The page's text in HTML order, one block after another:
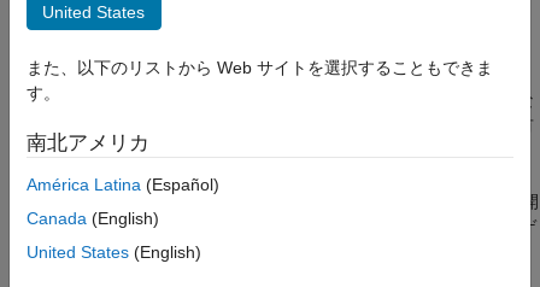
制御システム調整器による調整
最大ループ ゲイン目標
目的
説明
開ループ応答選択
目的のループ ゲイン
説明
最大ループ ゲイン目標は特定の周波数帯域に最大ループ ゲイン
を適用します。この調整目標は、たとえば、モデル化されていな
いダイナミクスへのシステムのロバスト性を高める場合などに有
用です。
最大ループ ゲイン目標は、制御システムにおける特定の位置で開
ループ周波数応答 (
) に最大ゲインを課します。最大開ループ ゲ
インを周波数の関数 (最大の
United States
また、以下のリストから Web サイトを選択することもできま
す。
南北アメリカ
América Latina (Español)
Canada (English)
United States (English)